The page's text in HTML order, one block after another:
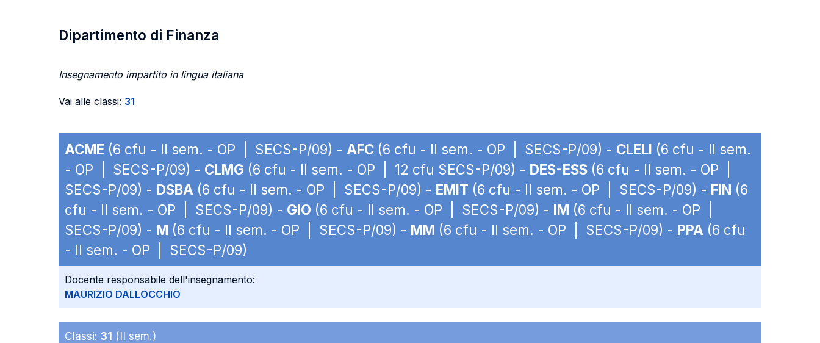
Dipartimento di Finanza
Insegnamento impartito in lingua italiana
Vai alle classi: 31
ACME (6 cfu - II sem. - OP | SECS-P/09) - AFC (6 cfu - II sem. - OP | SECS-P/09) - CLELI (6 cfu - II sem.
- OP | SECS-P/09) - CLMG (6 cfu - II sem. - OP | 12 cfu SECS-P/09) - DES-ESS (6 cfu - II sem. - OP |
SECS-P/09) - DSBA (6 cfu - II sem. - OP | SECS-P/09) - EMIT (6 cfu - II sem. - OP | SECS-P/09) - FIN (6
cfu - II sem. - OP | SECS-P/09) - GIO (6 cfu - II sem. - OP | SECS-P/09) - IM (6 cfu - II sem. - OP |
SECS-P/09) - M (6 cfu - II sem. - OP | SECS-P/09) - MM (6 cfu - II sem. - OP | SECS-P/09) - PPA (6 cfu
- II sem. - OP | SECS-P/09)
Docente responsabile dell'insegnamento:
MAURIZIO DALLOCCHIO
Classi: 31 (II sem.)